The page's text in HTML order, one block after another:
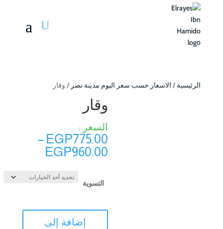
الرئيسية/الاسعار حسب سعر اليوم مدينة نصر/ وقار
وقار
EGP775.00
–
EGP960.00 نطاق
من
⁦EGP960.00⁩
التسوية
إضافة إلى